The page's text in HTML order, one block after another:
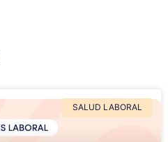
SALUD LABORAL